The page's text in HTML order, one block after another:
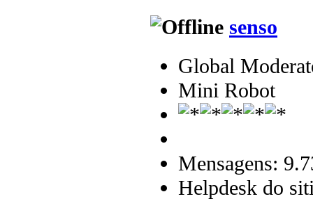
senso
Global
Mini Robot
Mensagens:
Helpdesk do